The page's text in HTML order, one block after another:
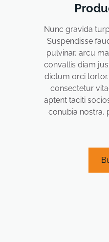
Nunc gravida
Suspendisse
pulvinar, arcu
convallis diam
dictum orci
consectetur
aptent taciti
conubia nostra,